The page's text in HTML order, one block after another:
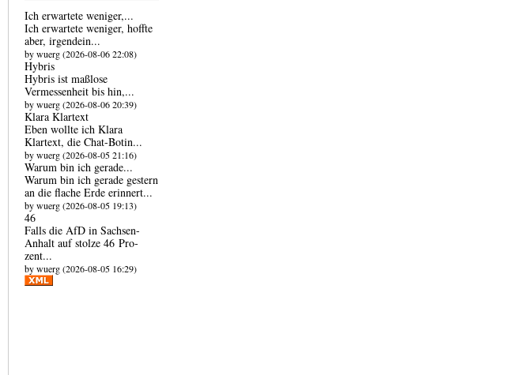
Ich erwartete weniger,...
Ich erwartete weniger, hoffte
aber, irgend­ein...
by wuerg (2026-08-06 22:08)
Hybris
Hybris ist maßlose
Vermessen­heit bis hin,...
by wuerg (2026-08-06 20:39)
Klara Klartext
Eben wollte ich Klara
Klartext, die Chat-​Botin...
by wuerg (2026-08-05 21:16)
Warum bin ich gerade...
Warum bin ich gerade gestern
an die flache Erde erin­nert...
by wuerg (2026-08-05 19:13)
46
Falls die AfD in Sachsen-​
Anhalt auf stolze 46 Pro­
zent...
by wuerg (2026-08-05 16:29)